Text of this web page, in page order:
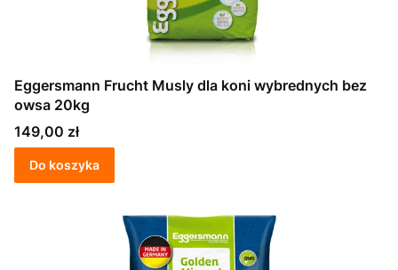
Eggersmann Frucht Musly dla koni wybrednych bez
owsa 20kg
Cena
149,00 zł
Do koszyka